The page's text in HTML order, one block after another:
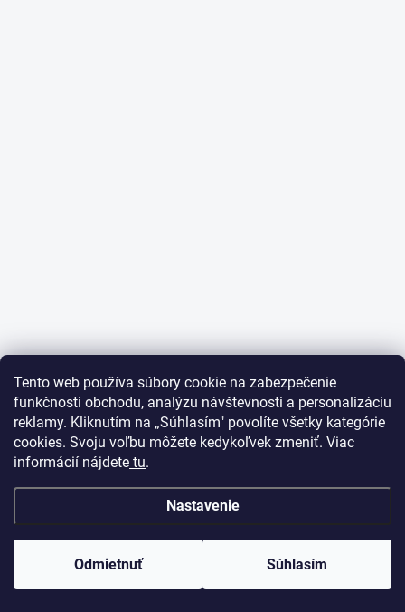
Tento web používa súbory cookie na zabezpečenie
funkčnosti obchodu, analýzu návštevnosti a personalizáciu
reklamy. Kliknutím na „Súhlasím" povolíte všetky kategórie
cookies. Svoju voľbu môžete kedykoľvek zmeniť. Viac
informácií nájdete tu.
Nastavenie
Odmietnuť Súhlasím